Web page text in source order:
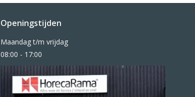
Openingstijden
Maandag t/m vrijdag
08:00 - 17:00